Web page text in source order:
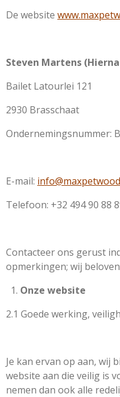
De website
Steven Martens
Bailet Latourlei 121
2930 Brasschaat
Ondernemingsnummer:
E-mail:
Telefoon: +32 494 90 88
Contacteer ons gerust
opmerkingen; wij
Onze website
2.1 Goede werking,
Je kan ervan op aan, wij
website aan die veilig is
nemen dan ook alle